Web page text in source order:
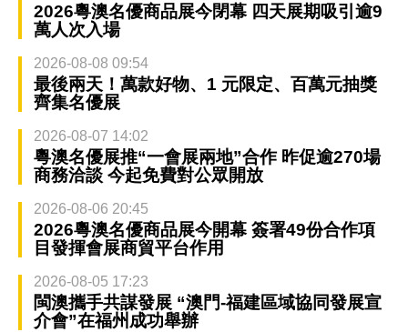
2026粵澳名優商品展今閉幕 四天展期吸引逾9
萬人次入場
2026-08-08 09:54
最後兩天！萬款好物、1 元限定、百萬元抽獎
齊集名優展
2026-08-07 14:02
粵澳名優展推“一會展兩地”合作 昨促逾270場
商務洽談 今起免費對公眾開放
2026-08-06 20:45
2026粵澳名優商品展今開幕 簽署49份合作項
目發揮會展商貿平台作用
2026-08-05 17:23
閩澳攜手共謀發展 “澳門-福建區域協同發展宣
介會”在福州成功舉辦